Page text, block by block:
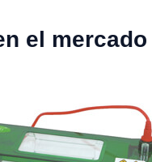
el mercado